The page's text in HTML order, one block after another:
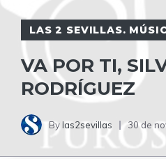
LAS 2 SEVILLAS.
VA POR TI,
RODRÍGUEZ
Bylas2sevillas 30 de